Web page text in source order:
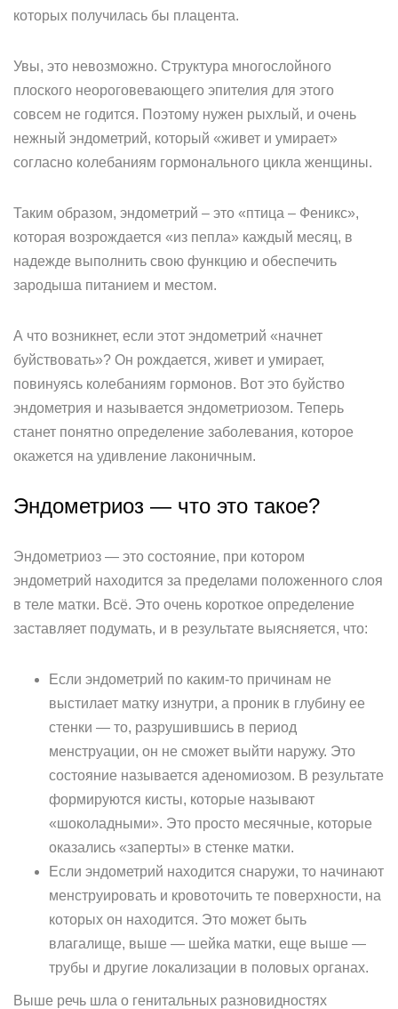
которых получилась бы плацента.
Увы, это невозможно. Структура многослойного
плоского неороговевающего эпителия для этого
совсем не годится. Поэтому нужен рыхлый, и очень
нежный эндометрий, который «живет и умирает»
согласно колебаниям гормонального цикла женщины.
Таким образом, эндометрий – это «птица – Феникс»,
которая возрождается «из пепла» каждый месяц, в
надежде выполнить свою функцию и обеспечить
зародыша питанием и местом.
А что возникнет, если этот эндометрий «начнет
буйствовать»? Он рождается, живет и умирает,
повинуясь колебаниям гормонов. Вот это буйство
эндометрия и называется эндометриозом. Теперь
станет понятно определение заболевания, которое
окажется на удивление лаконичным.
Эндометриоз — что это такое?
Эндометриоз — это состояние, при котором
эндометрий находится за пределами положенного слоя
в теле матки. Всё. Это очень короткое определение
заставляет подумать, и в результате выясняется, что:
Если эндометрий по каким-то причинам не
выстилает матку изнутри, а проник в глубину ее
стенки — то, разрушившись в период
менструации, он не сможет выйти наружу. Это
состояние называется аденомиозом. В результате
формируются кисты, которые называют
«шоколадными». Это просто месячные, которые
оказались «заперты» в стенке матки.
Если эндометрий находится снаружи, то начинают
менструировать и кровоточить те поверхности, на
которых он находится. Это может быть
влагалище, выше — шейка матки, еще выше —
трубы и другие локализации в половых органах.
Выше речь шла о генитальных разновидностях